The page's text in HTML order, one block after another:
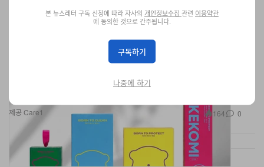
케어원, 클린 리추얼 브랜드 ‘깨꼬미’ 론칭
20년간 축적한 공간 케어 노하우를 담은 감각적인 라이프스타일 브
제공 Care1 164 0
본 뉴스레터 구독 신청에 따라 자사의 개인정보수집 관련 이용약관
에 동의한 것으로 간주됩니다.
구독하기
나중에 하기